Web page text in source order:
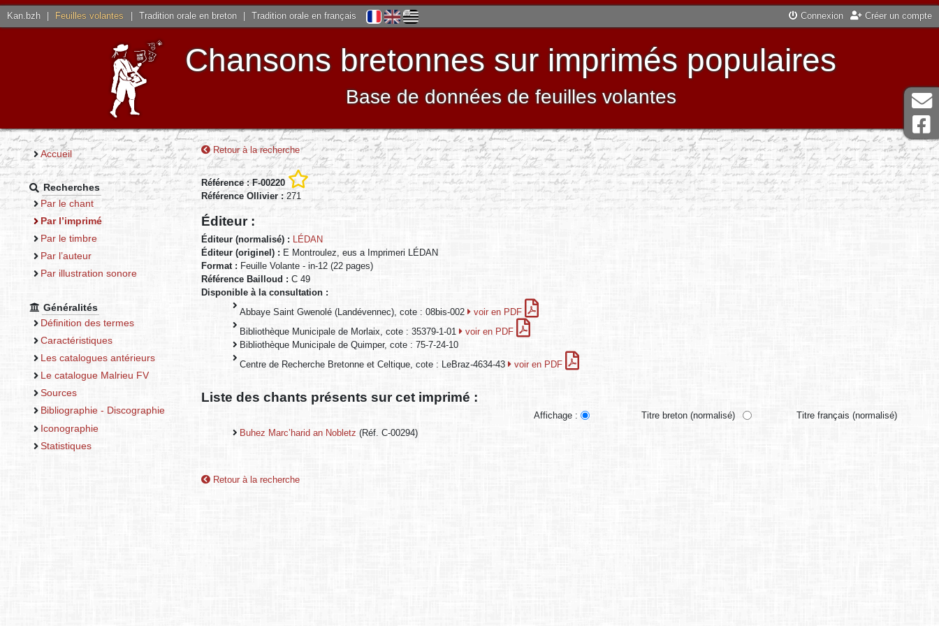
Kan.bzh Feuilles volantes Tradition orale en breton Tradition orale en français Connexion Créer un compte
Chansons bretonnes sur imprimés populaires
Base de données de feuilles volantes
Accueil
Recherches
Par le chant
Par l’imprimé
Par le timbre
Par l’auteur
Par illustration sonore
Généralités
Définition des termes
Caractéristiques
Les catalogues antérieurs
Le catalogue Malrieu FV
Sources
Bibliographie - Discographie
Iconographie
Statistiques
Retour à la recherche
Référence : F-00220
Référence Ollivier :271
Éditeur :
Éditeur (normalisé) : LÉDAN
Éditeur (originel) : E Montroulez, eus a Imprimeri LÉDAN
Format : Feuille Volante - in-12 (22 pages)
Référence Bailloud : C 49
Disponible à la consultation :
Abbaye Saint Gwenolé (Landévennec), cote : 08bis-002 voir en PDF
Bibliothèque Municipale de Morlaix, cote : 35379-1-01 voir en PDF
Bibliothèque Municipale de Quimper, cote : 75-7-24-10
Centre de Recherche Bretonne et Celtique, cote : LeBraz-4634-43 voir en PDF
Liste des chants présents sur cet imprimé :
Affichage : Titre breton (normalisé)
Titre français (normalisé)
Buhez Marc’harid an Nobletz (Réf. C-00294)
Retour à la recherche